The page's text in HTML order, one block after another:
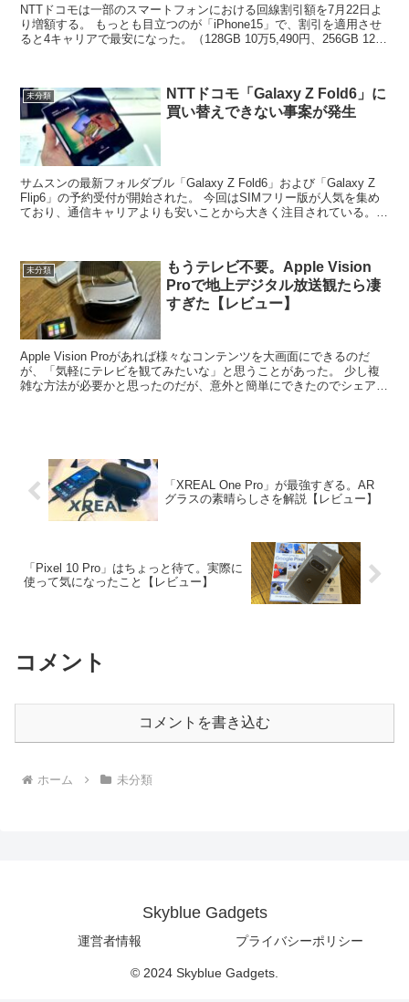
NTTドコモは一部のスマートフォンにおける回線割引額を7月22日よ
り増額する。 もっとも目立つのが「iPhone15」で、割引を適用させ
ると4キャリアで最安になった。（128GB 10万5,490円、256GB 12万
未分類
NTTドコモ「Galaxy Z Fold6」に
買い替えできない事案が発生
サムスンの最新フォルダブル「Galaxy Z Fold6」および「Galaxy Z
Flip6」の予約受付が開始された。 今回はSIMフリー版が人気を集め
ており、通信キャリアよりも安いことから大きく注目されている。
未分類
もうテレビ不要。Apple Vision
Proで地上デジタル放送観たら凄
すぎた【レビュー】
Apple Vision Proがあれば様々なコンテンツを大画面にできるのだ
が、「気軽にテレビを観てみたいな」と思うことがあった。 少し複
雑な方法が必要かと思ったのだが、意外と簡単にできたのでシェアし
「XREAL One Pro」が最強すぎる。AR
グラスの素晴らしさを解説【レビュー】
「Pixel 10 Pro」はちょっと待て。実際に
使って気になったこと【レビュー】
コメント
コメントを書き込む
ホーム 未分類
Skyblue Gadgets
運営者情報 プライバシーポリシー
© 2024 Skyblue Gadgets.